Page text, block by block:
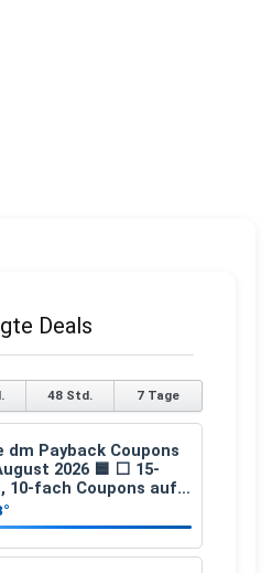
Deals
48 Std. 7 Tage
dm Payback Coupons
2026 🟦 ⬜ 15-
10-fach Coupons auf
Einkauf ab 2